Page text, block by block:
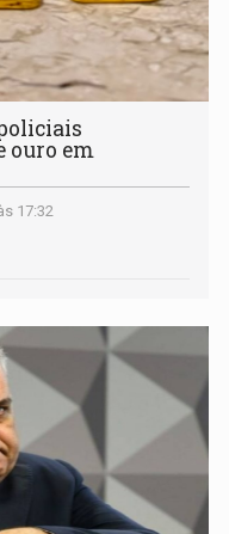
ouro em
17:32